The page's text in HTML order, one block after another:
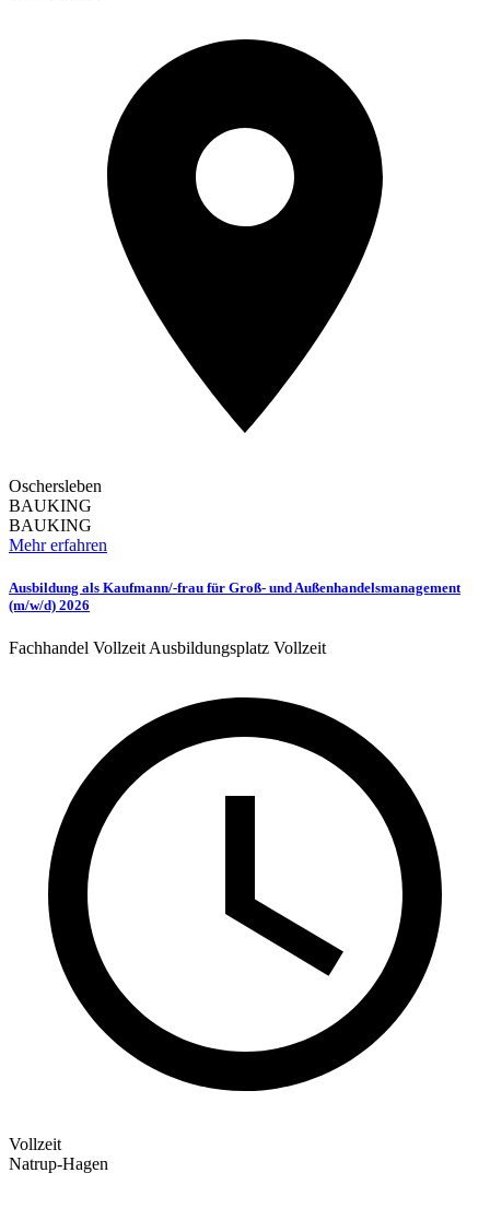
Oschersleben
BAUKING
BAUKING
Mehr erfahren
Ausbildung als Kaufmann/-frau für Groß- und Außenhandelsmanagement
(m/w/d) 2026
Fachhandel Vollzeit Ausbildungsplatz Vollzeit
Vollzeit
Natrup-Hagen